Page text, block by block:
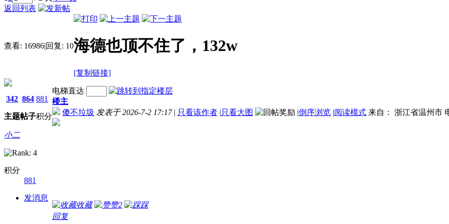
返回列表
查看: 16986|回复: 10海德也顶不住了，132w
[复制链接]
342
主题
864
帖子
881
积分
小二
积分
881
发消息
电梯直达
楼主
傻不垃圾 发表于 2026-7-2 17:17 | 只看该作者 |只看大图 |倒序浏览 |阅读模式 来自： 浙江省温州市
收藏 赞2
踩
回复